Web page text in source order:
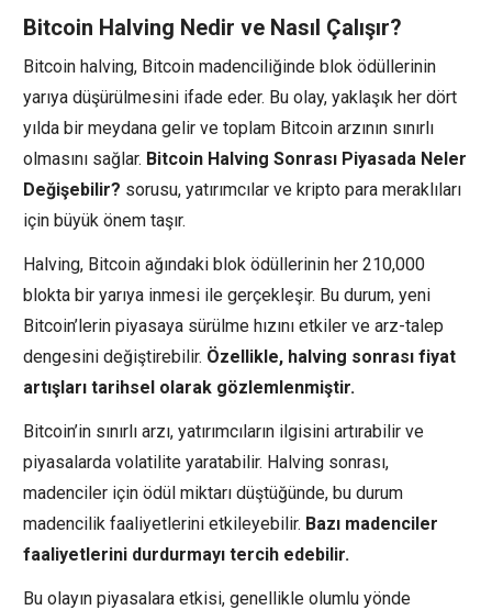
Bitcoin Halving Nedir ve Nasıl Çalışır?
Bitcoin halving, Bitcoin madenciliğinde blok ödüllerinin
yarıya düşürülmesini ifade eder. Bu olay, yaklaşık her dört
yılda bir meydana gelir ve toplam Bitcoin arzının sınırlı
olmasını sağlar. Bitcoin Halving Sonrası Piyasada Neler
Değişebilir? sorusu, yatırımcılar ve kripto para meraklıları
için büyük önem taşır.
Halving, Bitcoin ağındaki blok ödüllerinin her 210,000
blokta bir yarıya inmesi ile gerçekleşir. Bu durum, yeni
Bitcoin’lerin piyasaya sürülme hızını etkiler ve arz-talep
dengesini değiştirebilir. Özellikle, halving sonrası fiyat
artışları tarihsel olarak gözlemlenmiştir.
Bitcoin’in sınırlı arzı, yatırımcıların ilgisini artırabilir ve
piyasalarda volatilite yaratabilir. Halving sonrası,
madenciler için ödül miktarı düştüğünde, bu durum
madencilik faaliyetlerini etkileyebilir. Bazı madenciler
faaliyetlerini durdurmayı tercih edebilir.
Bu olayın piyasalara etkisi, genellikle olumlu yönde